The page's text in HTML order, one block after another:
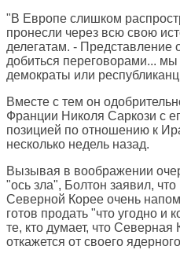
"В Европе слишком
пронесли через всю свою
делегатам. - Представление
добиться переговорами...
демократы или
Вместе с тем он
Франции Николя Саркози с
позицией по отношению к
несколько недель назад.
Вызывая в воображении
"ось зла", Болтон заявил,
Северной Корее очень
готов продать "что угодно и
те, кто думает, что
откажется от своего